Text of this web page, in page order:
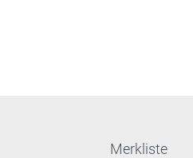
Merkliste